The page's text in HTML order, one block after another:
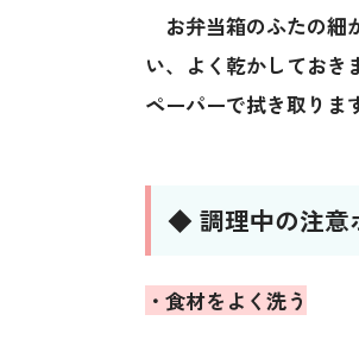
お弁当箱のふたの細
い、よく乾かしておき
ペーパーで拭き取りま
◆ 調理中の注意
・食材をよく洗う